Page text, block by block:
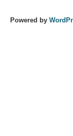
Powered by